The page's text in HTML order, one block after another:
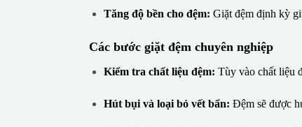
Tăng độ bền cho đệm: Giặt đệm định kỳ
Các bước giặt đệm chuyên nghiệp
Kiểm tra chất liệu đệm: Tùy vào chất liệu
Hút bụi và loại bỏ vết bẩn: Đệm sẽ được